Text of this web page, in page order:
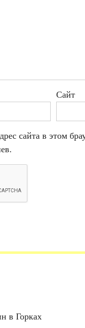
Сайт
сайта в этом